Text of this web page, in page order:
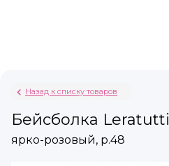
Назад к списку товаров
Бейсболка Leratutti
ярко-розовый, р.48